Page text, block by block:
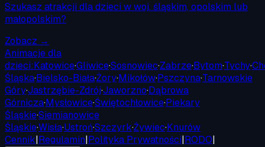
Szukasz atrakcji dla dzieci w woj. śląskim, opolskim lub
małopolskim?
Zobacz →
Animacje dla
dzieci:Katowice·Gliwice·Sosnowiec·Zabrze·Bytom·Tychy·
Śląska·Bielsko-Biała·Żory·Mikołów·Pszczyna·Tarnowskie
Góry·Jastrzębie-Zdrój·Jaworzno·Dąbrowa
Górnicza·Mysłowice·Świętochłowice·Piekary
Śląskie·Siemianowice
Śląskie·Wisła·Ustroń·Szczyrk·Żywiec·Knurów
Cennik|Regulamin|Polityka Prywatności|RODO|